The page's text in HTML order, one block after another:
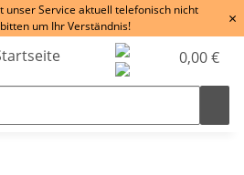
Service aktuell telefonisch nicht
um Ihr Verständnis!
×
0,00 €